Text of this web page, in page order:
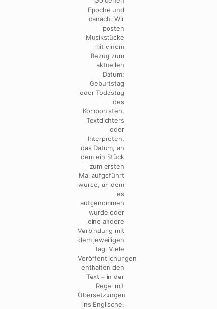
Epoche und
danach. Wir
posten
Musikstücke
mit einem
Bezug zum
aktuellen
Datum:
Geburtstag
oder Todestag
des
Komponisten,
Textdichters
oder
Interpreten,
das Datum, an
dem ein Stück
zum ersten
Mal aufgeführt
wurde, an dem
es
aufgenommen
wurde oder
eine andere
Verbindung mit
dem jeweiligen
Tag. Viele
Veröffentlichungen
enthalten den
Text – in der
Regel mit
Übersetzungen
ins Englische,